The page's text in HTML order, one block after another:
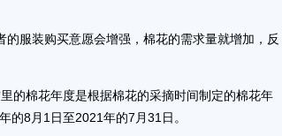
服装购买意愿会增强，棉花的需求量就增加，反
棉花年度是根据棉花的采摘时间制定的棉花年
的8月1日至2021年的7月31日。